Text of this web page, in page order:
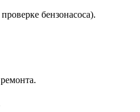
бензонасоса).